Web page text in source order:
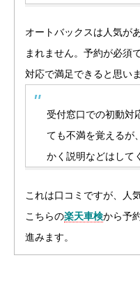
オートバックスは人気が
まれません。予約が必須
対応で満足できると思いま
受付窓口での初動対
ても不満を覚えるが
かく説明などはして
これは口コミですが、人
こちらの楽天車検から予
進みます。